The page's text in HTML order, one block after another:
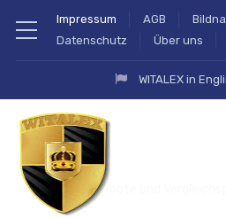
Impressum AGB
Datenschutz
Über uns
WITALEX in
zahlung.eu Angebote und